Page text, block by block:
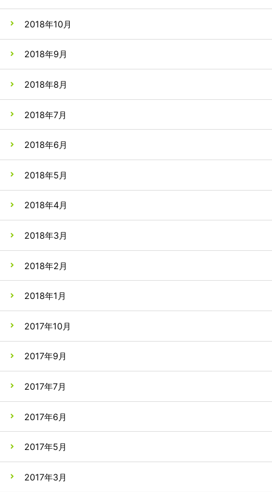
2018年10月
2018年9月
2018年8月
2018年7月
2018年6月
2018年5月
2018年4月
2018年3月
2018年2月
2018年1月
2017年10月
2017年9月
2017年7月
2017年6月
2017年5月
2017年3月